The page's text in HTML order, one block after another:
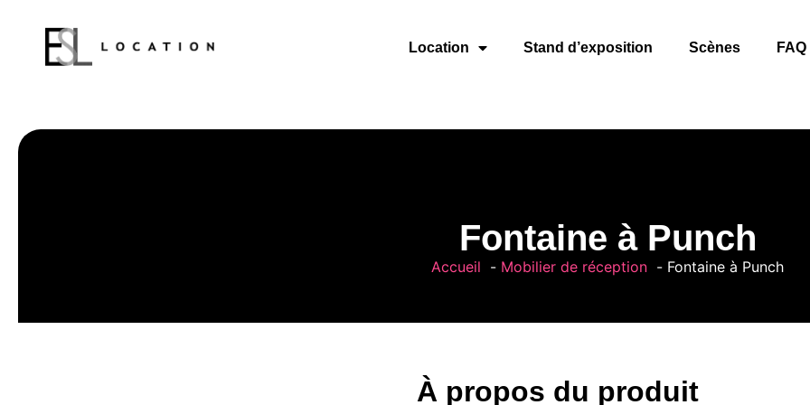
Location Stand d’exposition Scènes FAQ
Fontaine à Punch
Accueil Mobilier de réception Fontaine à Punch
À propos du produit